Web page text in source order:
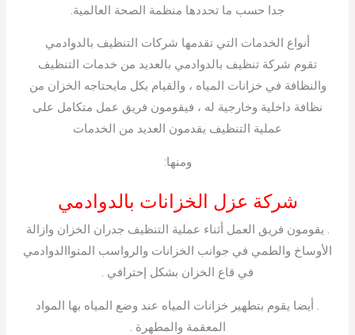
جدا حسب ما تحددها منظمة الصحة العالمية.
أنواع الخدمات التي تقدمها شركات التنظيف بالدوادمي
تقوم شركة تنظيف بالدوادمي بالعديد من خدمات التنظيف
والنظافة في خزانات المياه ، والقيام بكل مايحتاجه الخزان من
نظافة داخلية وخارجية له ، فيقومون فريق عمل متكامل على
عملية التنظيف يقدمون العديد من الخدمات
ومنها:
شركة عزل الخزانات بالدوادمي
. يقومون فريق العمل أثناء عملية التنظيف جدران الخزان وازالة
الأوساخ والطمي في جوانب الخزانات والرواسب المتواالدوادمي
في قاع الخزان بشكل إحترافي .
. أيضا يقوم بتطهير خزانات المياه عند وضع المياه بها المواد
المعقمة والمطهرة .